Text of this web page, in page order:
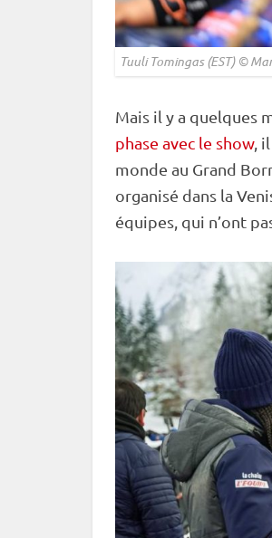
Tuuli Tomingas (EST) ©
Mais il y a quelques
phase avec le show,
monde au Grand
organisé dans la
équipes, qui n’ont